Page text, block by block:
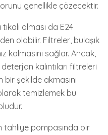
genellikle çözecektir.
olması da E24
olabilir. Filtreler, bulaşık
kalmasını sağlar. Ancak,
kalıntıları filtreleri
şekilde akmasını
temizlemek bu
tahliye pompasında bir